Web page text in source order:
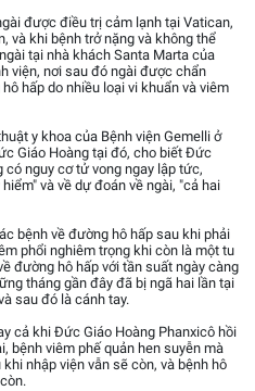
được điều trị cảm lạnh tại Vatican,
và khi bệnh trở nặng và không thể
tại nhà khách Santa Marta của
viện, nơi sau đó ngài được chẩn
hấp do nhiều loại vi khuẩn và viêm
y khoa của Bệnh viện Gemelli ở
Giáo Hoàng tại đó, cho biết Đức
nguy cơ tử vong ngay lập tức,
và về dự đoán về ngài, "cả hai
bệnh về đường hô hấp sau khi phải
phổi nghiêm trọng khi còn là một tu
đường hô hấp với tần suất ngày càng
tháng gần đây đã bị ngã hai lần tại
sau đó là cánh tay.
cả khi Đức Giáo Hoàng Phanxicô hồi
bệnh viêm phế quản hen suyễn mà
nhập viện vẫn sẽ còn, và bệnh hô